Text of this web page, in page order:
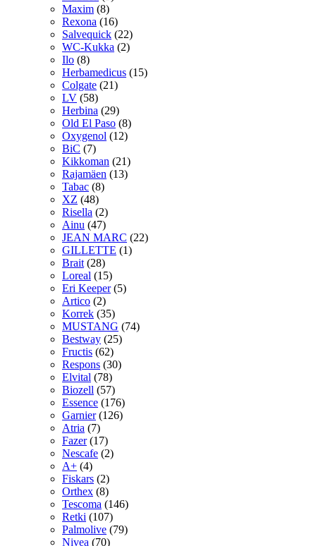
Maxim (8)
Rexona (16)
Salvequick (22)
WC-Kukka (2)
Ilo (8)
Herbamedicus (15)
Colgate (21)
LV (58)
Herbina (29)
Old El Paso (8)
Oxygenol (12)
BiC (7)
Kikkoman (21)
Rajamäen (13)
Tabac (8)
XZ (48)
Risella (2)
Ainu (47)
JEAN MARC (22)
GILLETTE (1)
Brait (28)
Loreal (15)
Eri Keeper (5)
Artico (2)
Korrek (35)
MUSTANG (74)
Bestway (25)
Fructis (62)
Respons (30)
Elvital (78)
Biozell (57)
Essence (176)
Garnier (126)
Atria (7)
Fazer (17)
Nescafe (2)
A+ (4)
Fiskars (2)
Orthex (8)
Tescoma (146)
Retki (107)
Palmolive (79)
Nivea (70)